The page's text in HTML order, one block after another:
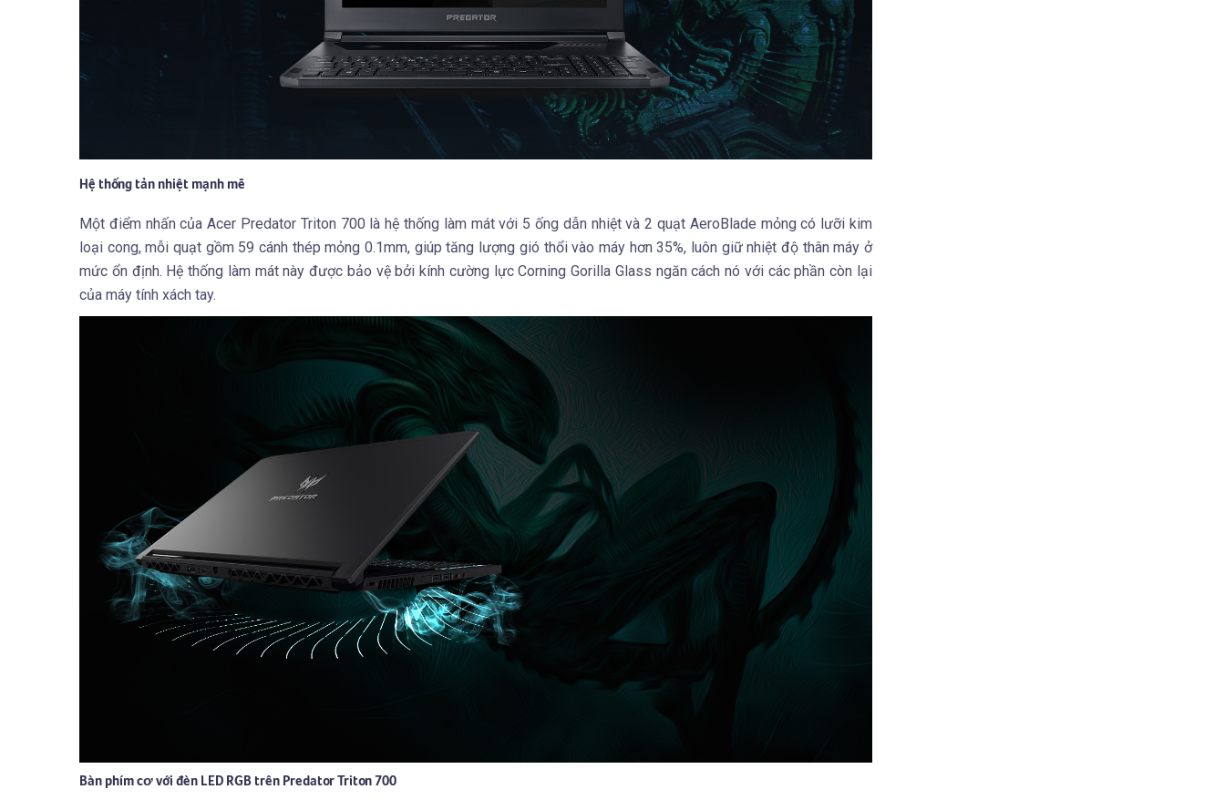
Hệ thống tản nhiệt mạnh mẽ
Một điểm nhấn của Acer Predator Triton 700 là hệ thống làm mát với 5 ống dẫn nhiệt và 2 quạt AeroBlade mỏng có lưỡi kim
loại cong, mỗi quạt gồm 59 cánh thép mỏng 0.1mm, giúp tăng lượng gió thổi vào máy hơn 35%, luôn giữ nhiệt độ thân máy ở
mức ổn định. Hệ thống làm mát này được bảo vệ bởi kính cường lực Corning Gorilla Glass ngăn cách nó với các phần còn lại
của máy tính xách tay.
Bàn phím cơ với đèn LED RGB trên Predator Triton 700